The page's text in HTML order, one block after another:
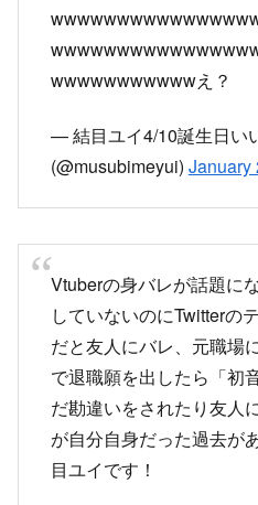
wwwwwwwwwwwえ？
— 結目ユイ4/10誕生日い
(@musubimeyui)
Vtuberの身バレが話題に
していないのにTwitterの
だと友人にバレ、元職場
で退職願を出したら「初
だ勘違いをされたり友人
が自分自身だった過去が
目ユイです！